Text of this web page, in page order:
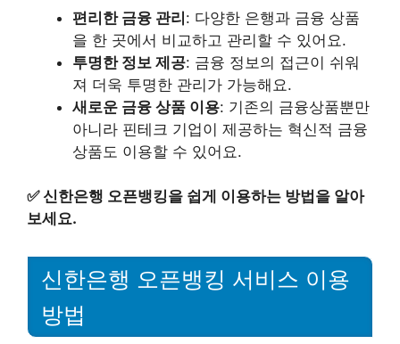
편리한 금융 관리: 다양한 은행과 금융 상품
을 한 곳에서 비교하고 관리할 수 있어요.
투명한 정보 제공: 금융 정보의 접근이 쉬워
져 더욱 투명한 관리가 가능해요.
새로운 금융 상품 이용: 기존의 금융상품뿐만
아니라 핀테크 기업이 제공하는 혁신적 금융
상품도 이용할 수 있어요.
✅신한은행 오픈뱅킹을 쉽게 이용하는 방법을 알아
보세요.
신한은행 오픈뱅킹 서비스 이용
방법